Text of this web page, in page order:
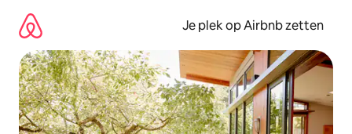
direct
naar
inhoud
Je plek op Airbnb zetten